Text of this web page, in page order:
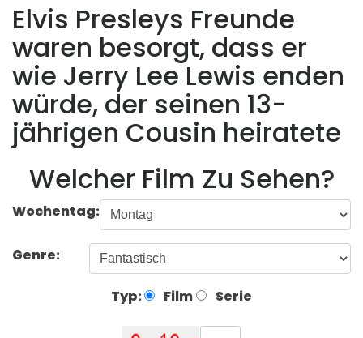
Elvis Presleys Freunde
waren besorgt, dass er
wie Jerry Lee Lewis enden
würde, der seinen 13-
jährigen Cousin heiratete
Welcher Film Zu Sehen?
Wochentag:
Genre:
Typ: Film Serie